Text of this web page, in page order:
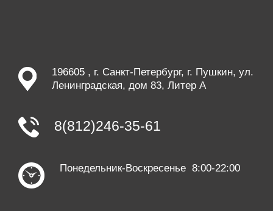
196605 , г. Санкт-Петербург, г. Пушкин, ул.
Ленинградская, дом 83, Литер А
8(812)246-35-61
Понедельник-Воскресенье 8:00-22:00